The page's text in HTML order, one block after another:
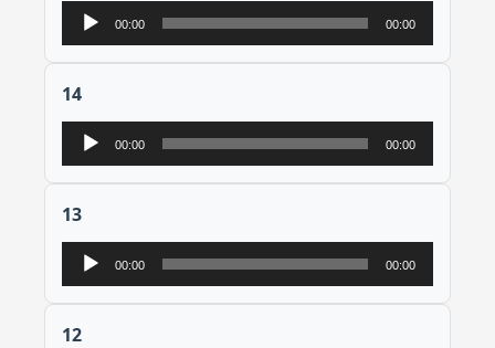
Lecteur
audio
00:00 00:00
14
Lecteur
audio
00:00 00:00
13
Lecteur
audio
00:00 00:00
12